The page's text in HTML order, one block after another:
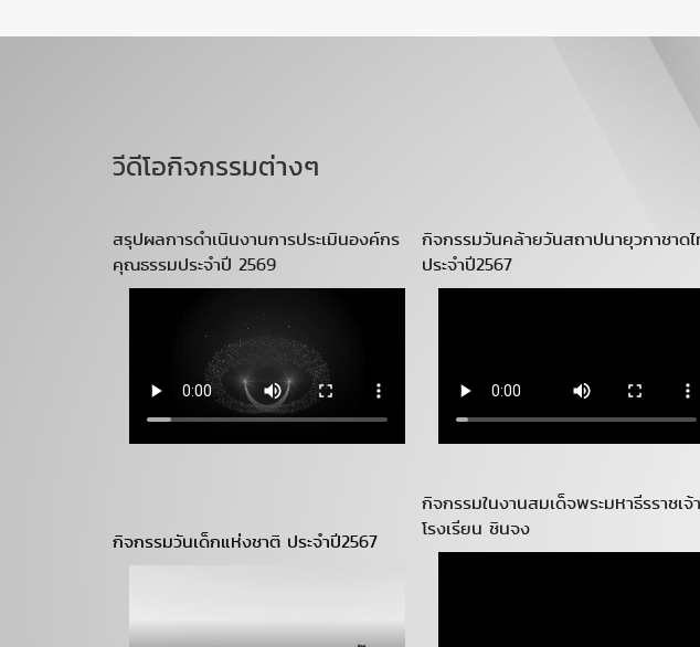
วีดีโอกิจกรรมต่างๆ
สรุปผลการดำเนินงานการประเมินองค์กร
คุณธรรมประจำปี 2569
กิจกรรมวันคล้ายวันสถาปนายุวกาชาด
ประจำปี2567
กิจกรรมวันเด็กแห่งชาติ ประจำปี2567
กิจกรรมในงานสมเด็จพระมหาธีรราชเจ้า
โรงเรียน ชินจง